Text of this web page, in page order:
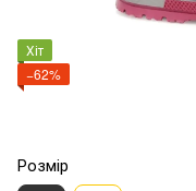
Хіт
−62%
Розмір